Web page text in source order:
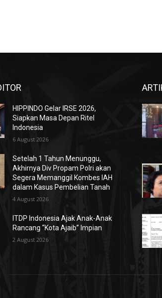
HIPPINDO Gelar IRSE 2026,
Siapkan Masa Depan Ritel
Indonesia
6 August 2026
Setelah 1 Tahun Menunggu,
Akhirnya Div Propam Polri akan
Segera Memanggil Kombes IAH
dalam Kasus Pembelian Tanah
4 August 2026
ITDP Indonesia Ajak Anak-Anak
Rancang “Kota Ajaib” Impian
2 August 2026